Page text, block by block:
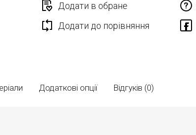
Додати в обране
Додати до порівняння
Додаткові опції Відгуків (0)